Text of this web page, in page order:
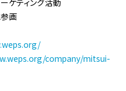
画
company/mitsui-